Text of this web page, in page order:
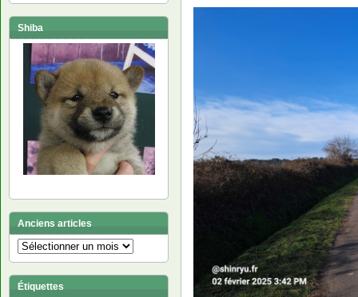
Shiba
Anciens articles
Anciens
articles
Étiquettes